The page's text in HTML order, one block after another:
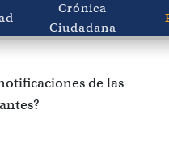
Crónica
Ciudadana
de las